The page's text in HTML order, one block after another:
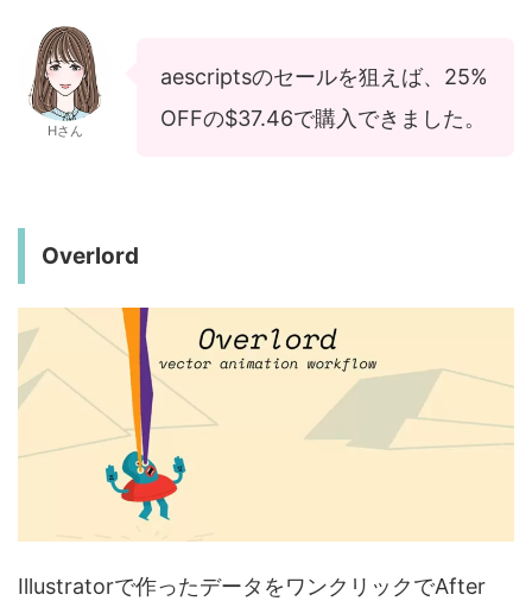
Hさん
aescriptsのセールを狙えば、25%
OFFの$37.46で購入できました。
Overlord
Illustratorで作ったデータをワンクリックでAfter